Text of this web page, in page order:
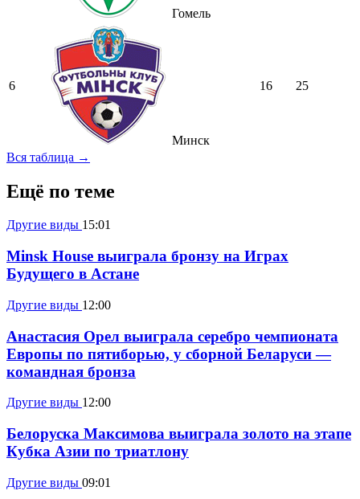
Гомель
6
Минск
16 25
Вся таблица →
Ещё по теме
Другие виды 15:01
Minsk House выиграла бронзу на Играх
Будущего в Астане
Другие виды 12:00
Анастасия Орел выиграла серебро чемпионата
Европы по пятиборью, у сборной Беларуси —
командная бронза
Другие виды 12:00
Белоруска Максимова выиграла золото на этапе
Кубка Азии по триатлону
Другие виды 09:01